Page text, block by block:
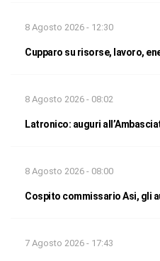
8 Agosto 2026 - 12:30
Cupparo su risorse, lavoro,
8 Agosto 2026 - 08:02
Latronico: auguri
8 Agosto 2026 - 08:00
Cospito commissario Asi, gli
7 Agosto 2026 - 17:43